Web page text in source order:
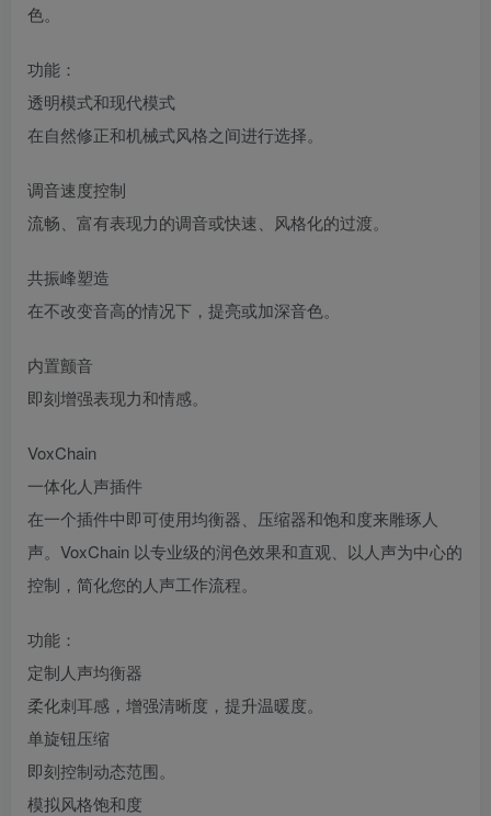
色。
功能：
透明模式和现代模式
在自然修正和机械式风格之间进行选择。
调音速度控制
流畅、富有表现力的调音或快速、风格化的过渡。
共振峰塑造
在不改变音高的情况下，提亮或加深音色。
内置颤音
即刻增强表现力和情感。
VoxChain
一体化人声插件
在一个插件中即可使用均衡器、压缩器和饱和度来雕琢人
声。VoxChain 以专业级的润色效果和直观、以人声为中心的
控制，简化您的人声工作流程。
功能：
定制人声均衡器
柔化刺耳感，增强清晰度，提升温暖度。
单旋钮压缩
即刻控制动态范围。
模拟风格饱和度